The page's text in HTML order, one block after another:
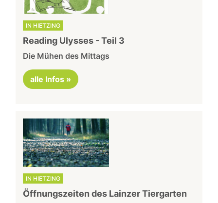
IN HIETZING
Reading Ulysses - Teil 3
Die Mühen des Mittags
alle Infos »
IN HIETZING
Öffnungszeiten des Lainzer Tiergarten